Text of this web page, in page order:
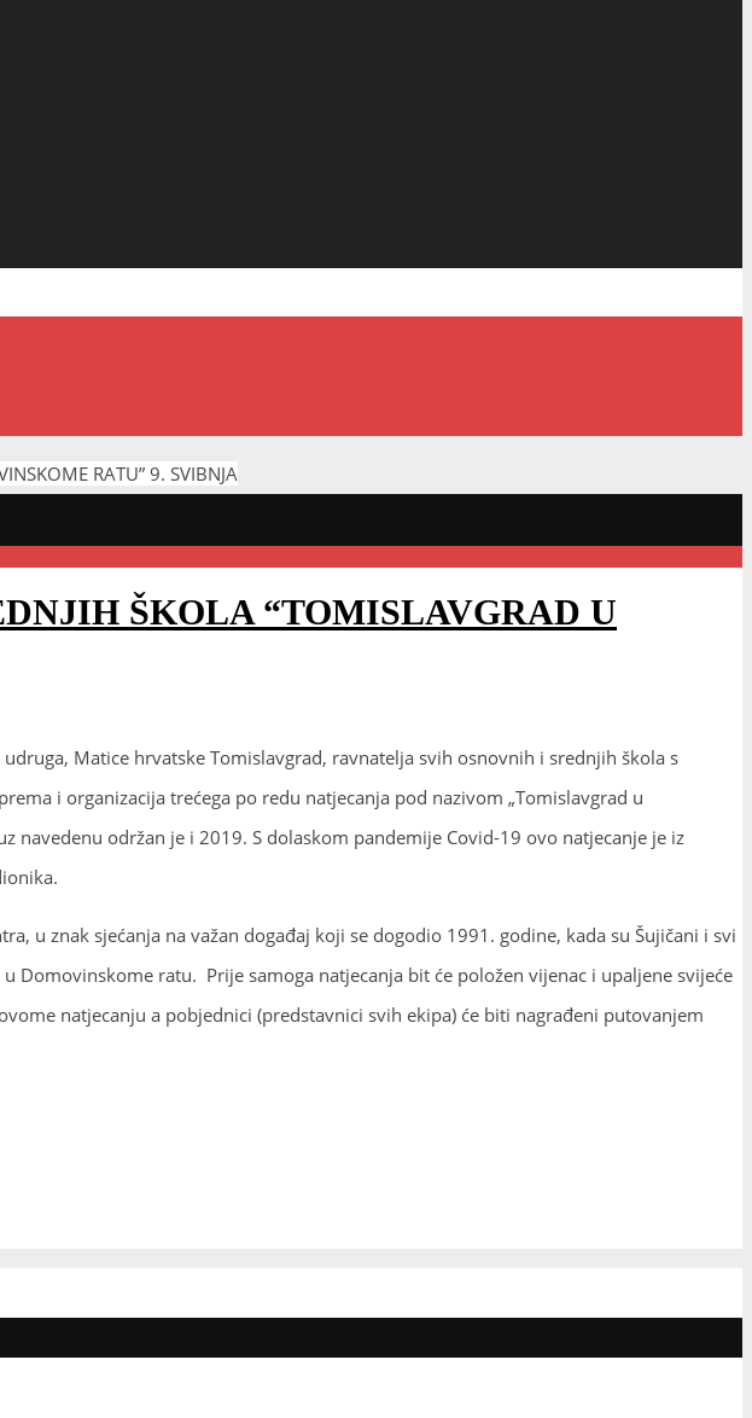
RATU” 9. SVIBNJA
ŠKOLA “TOMISLAVGRAD U
Matice hrvatske Tomislavgrad, ravnatelja svih osnovnih i srednjih škola s
i organizacija trećega po redu natjecanja pod nazivom „Tomislavgrad u
održan je i 2019. S dolaskom pandemije Covid-19 ovo natjecanje je iz
u znak sjećanja na važan događaj koji se dogodio 1991. godine, kada su Šujičani i svi
Domovinskome ratu. Prije samoga natjecanja bit će položen vijenac i upaljene svijeće
natjecanju a pobjednici (predstavnici svih ekipa) će biti nagrađeni putovanjem